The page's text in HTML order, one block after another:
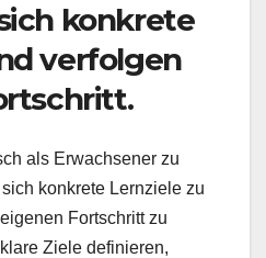
konkrete
verfolgen
als Erwachsener zu
konkrete Lernziele zu
Fortschritt zu
Ziele definieren,